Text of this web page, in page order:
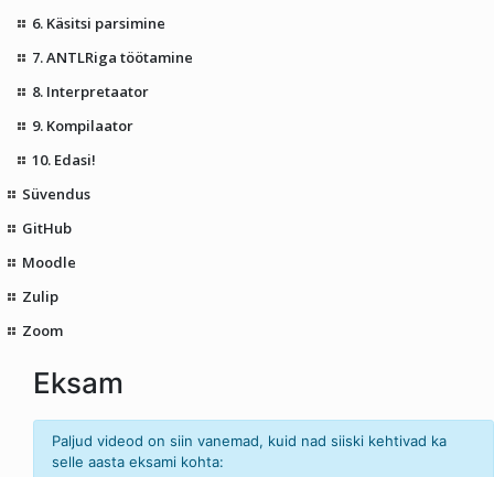
6. Käsitsi parsimine
7. ANTLRiga töötamine
8. Interpretaator
9. Kompilaator
10. Edasi!
Süvendus
GitHub
Moodle
Zulip
Zoom
Eksam
Paljud videod on siin vanemad, kuid nad siiski kehtivad ka
selle aasta eksami kohta: